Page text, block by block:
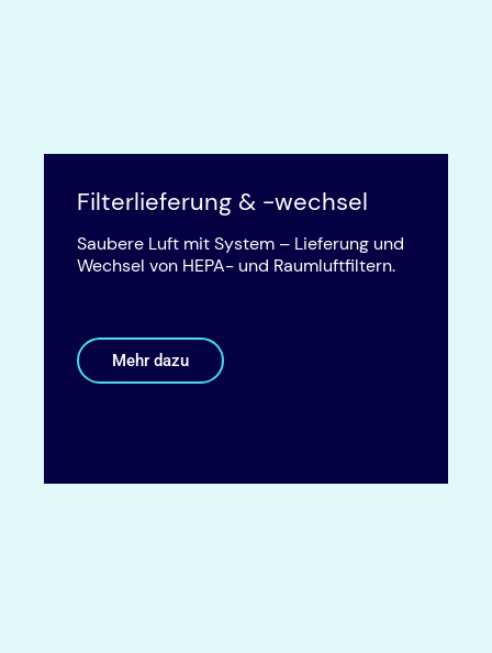
Filterlieferung & -wechsel
Saubere Luft mit System – Lieferung und
Wechsel von HEPA- und Raumluftfiltern.
Mehr dazu